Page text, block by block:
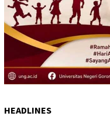
HEADLINES